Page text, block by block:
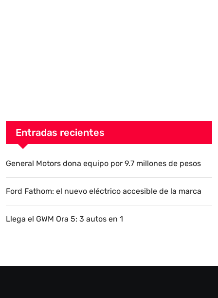
Entradas recientes
General Motors dona equipo por 9.7 millones de pesos
Ford Fathom: el nuevo eléctrico accesible de la marca
Llega el GWM Ora 5: 3 autos en 1